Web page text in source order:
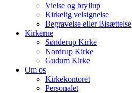
Vielse og bryllup
Kirkelig velsignelse
Begravelse eller Bisættelse
Kirkerne
Sønderup Kirke
Nordrup Kirke
Gudum Kirke
Om os
Kirkekontoret
Personalet